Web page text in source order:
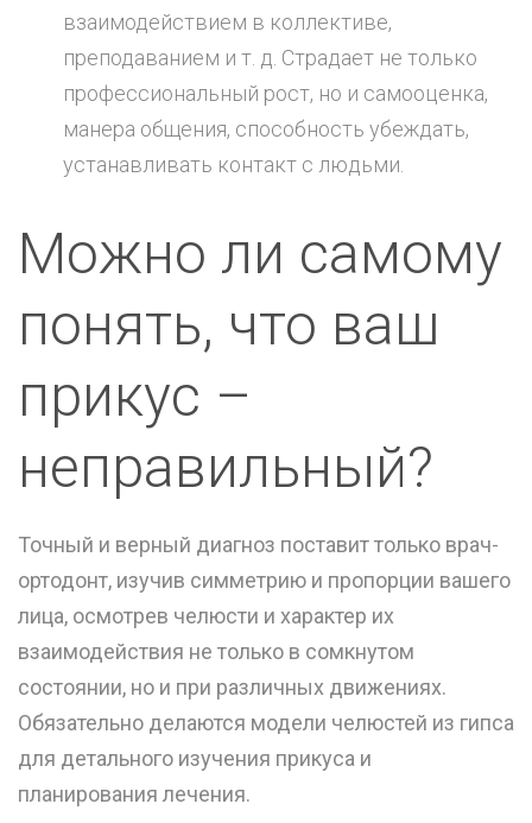
взаимодействием в коллективе,
преподаванием и т. д. Страдает не только
профессиональный рост, но и самооценка,
манера общения, способность убеждать,
устанавливать контакт с людьми.
Можно ли самому
понять, что ваш
прикус –
неправильный?
Точный и верный диагноз поставит только врач-
ортодонт, изучив симметрию и пропорции вашего
лица, осмотрев челюсти и характер их
взаимодействия не только в сомкнутом
состоянии, но и при различных движениях.
Обязательно делаются модели челюстей из гипса
для детального изучения прикуса и
планирования лечения.